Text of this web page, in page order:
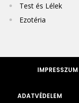
Test és Lélek
Ezotéria
IMPRESSZUM
ADATVÉDELEM